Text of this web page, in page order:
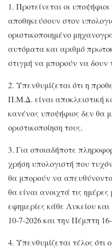
1. Προτείνεται οι
αποθηκεύσουν στον
οριστικοποιημένο
αυτόματα και αριθμό
στιγμή να μπορούν να δουν
2. Υπενθυμίζεται ότι η
Π.Μ.Δ. είναι αποκλειστική
κανένας υποψήφιος δεν θα
οριστικοποίηση τους.
3. Για οποιαδήποτε
χρήση υπολογιστή που
θα μπορούν να
θα είναι ανοιχτά τις
εφημερίες κάθε Λυκείου
10-7-2026 και την Πέμπτη
4. Υπενθυμίζεται τέλος ότι